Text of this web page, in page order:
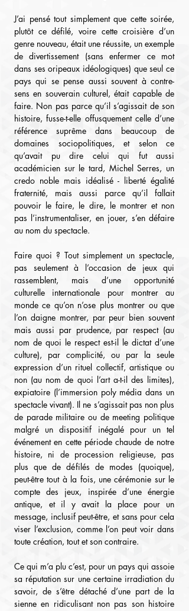
J’ai pensé tout simplement que cette soirée,
plutôt ce défilé, voire cette croisière d’un
genre nouveau, était une réussite, un exemple
de divertissement (sans enfermer ce mot
dans ses oripeaux idéologiques) que seul ce
pays qui se pense aussi souvent à contre-
sens en souverain culturel, était capable de
faire. Non pas parce qu’il s’agissait de son
histoire, fusse-t-elle offusquement celle d’une
référence suprême dans beaucoup de
domaines sociopolitiques, et selon ce
qu’avait pu dire celui qui fut aussi
académicien sur le tard, Michel Serres, un
credo noble mais idéalisé - liberté égalité
fraternité, mais aussi parce qu’il fallait
pouvoir le faire, le dire, le montrer et non
pas l’instrumentaliser, en jouer, s’en défaire
au nom du spectacle.
Faire quoi ? Tout simplement un spectacle,
pas seulement à l’occasion de jeux qui
rassemblent, mais d’une opportunité
culturelle internationale pour montrer au
monde ce qu’on n’ose plus montrer ou que
l’on daigne montrer, par peur bien souvent
mais aussi par prudence, par respect (au
nom de quoi le respect est-il le dictat d’une
culture), par complicité, ou par la seule
expression d’un rituel collectif, artistique ou
non (au nom de quoi l’art a-t-il des limites),
expiatoire (l’immersion poly média dans un
spectacle vivant). Il ne s’agissait pas non plus
de parade militaire ou de meeting politique
malgré un dispositif inégalé pour un tel
événement en cette période chaude de notre
histoire, ni de procession religieuse, pas
plus que de défilés de modes (quoique),
peut-être tout à la fois, une cérémonie sur le
compte des jeux, inspirée d’une énergie
antique, et il y avait la place pour un
message, inclusif peut-être, et sans pour cela
viser l’exclusion, comme l’on peut voir dans
toute création, tout et son contraire.
Ce qui m’a plu c’est, pour un pays qui assoie
sa réputation sur une certaine irradiation du
savoir, de s’être détaché d’une part de la
sienne en ridiculisant non pas son histoire